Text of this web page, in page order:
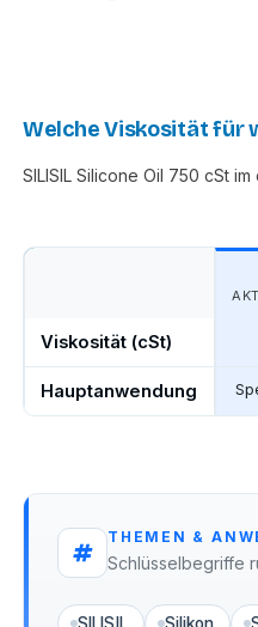
Welche Viskosität für
SILISIL Silicone Oil 750 cSt
Viskosität (cSt)
Hauptanwendung
THEMEN &
Schlüsselbegriffe